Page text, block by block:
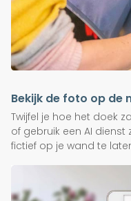
Bekijk de foto op de
Twijfel je hoe het doek
of gebruik een AI dienst
fictief op je wand te